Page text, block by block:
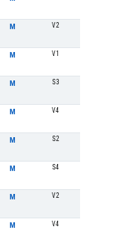
M V2
M V1
M S3
M V4
M S2
M S4
M V2
M V4